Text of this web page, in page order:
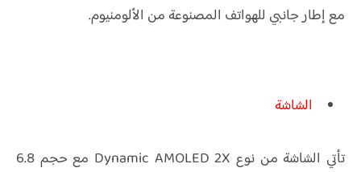
مع إطار جانبي للهواتف المصنوعة من الألومنيوم.
الشاشة
تأتي الشاشة من نوع Dynamic AMOLED 2X مع حجم 6.8